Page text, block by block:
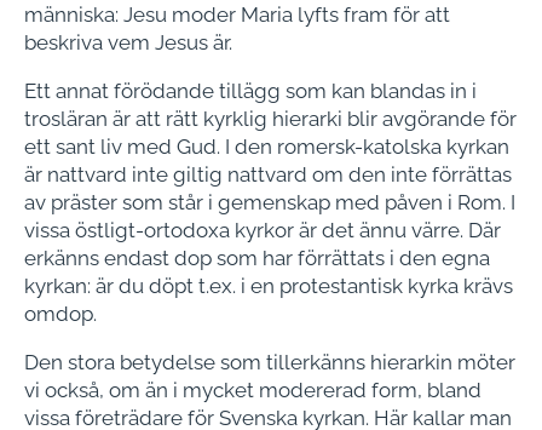
människa: Jesu moder Maria lyfts fram för att
beskriva vem Jesus är.
Ett annat förödande tillägg som kan blandas in i
trosläran är att rätt kyrklig hierarki blir avgörande för
ett sant liv med Gud. I den romersk-katolska kyrkan
är nattvard inte giltig nattvard om den inte förrättas
av präster som står i gemenskap med påven i Rom. I
vissa östligt-ortodoxa kyrkor är det ännu värre. Där
erkänns endast dop som har förrättats i den egna
kyrkan: är du döpt t.ex. i en protestantisk kyrka krävs
omdop.
Den stora betydelse som tillerkänns hierarkin möter
vi också, om än i mycket modererad form, bland
vissa företrädare för Svenska kyrkan. Här kallar man